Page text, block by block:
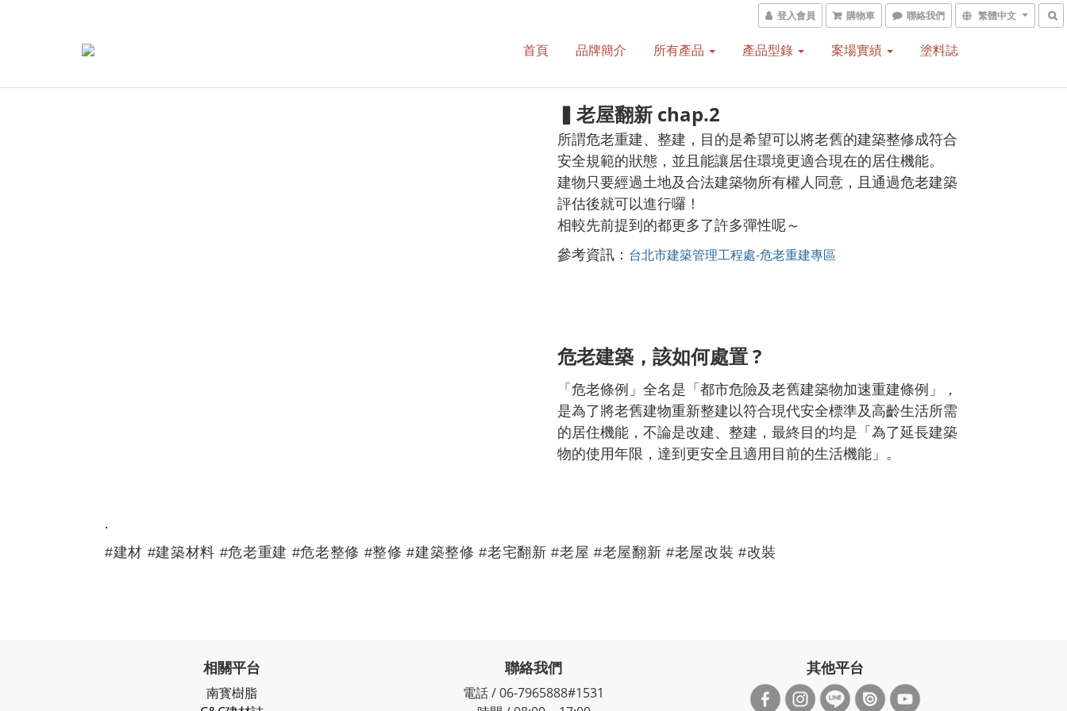
登入會員 購物車 聯絡我們 繁體中文
首頁 品牌簡介 所有產品 產品型錄 案場實績 塗料誌
▍老屋翻新 chap.2
所謂危老重建、整建，目的是希望可以將老舊的建築整修成符合
安全規範的狀態，並且能讓居住環境更適合現在的居住機能。
建物只要經過土地及合法建築物所有權人同意，且通過危老建築
評估後就可以進行囉！
相較先前提到的都更多了許多彈性呢～
參考資訊： 台北市建築管理工程處-危老重建專區
危老建築，該如何處置 ?
「危老條例」全名是「都市危險及老舊建築物加速重建條例」，
是為了將老舊建物重新整建以符合現代安全標準及高齡生活所需
的居住機能，不論是改建、整建，最終目的均是「為了延長建築
物的使用年限，達到更安全且適用目前的生活機能」。
.
#建材 #建築材料 #危老重建 #危老整修 #整修 #建築整修 #老宅翻新 #老屋 #老屋翻新 #老屋改裝 #改裝
相關平台
南寳樹脂
聯絡我們
電話 / 06-7965888#1531
其他平台